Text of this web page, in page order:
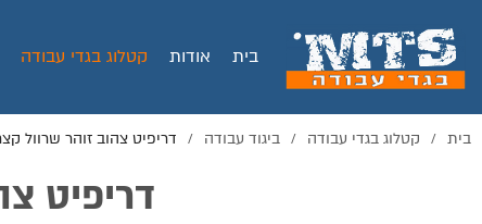
בית אודות קטלוג בגדי עבודה
בית / קטלוג בגדי עבודה / ביגוד עבודה / דריפיט צהוב זוהר שרוול
דריפיט